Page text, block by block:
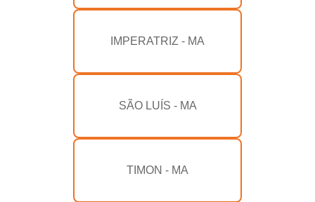
IMPERATRIZ - MA
SÃO LUÍS - MA
TIMON - MA